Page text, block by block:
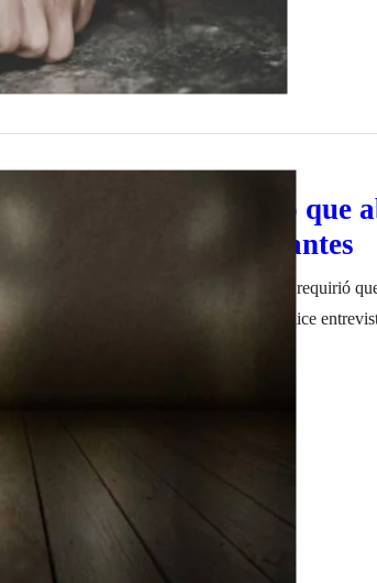
Mamá salteña denunció que
años en el jardín de infantes
El fiscal Penal 1 de UDIS, Federico Obeid, requirió
Cuerpo de Investigaciones Fiscales y se realice